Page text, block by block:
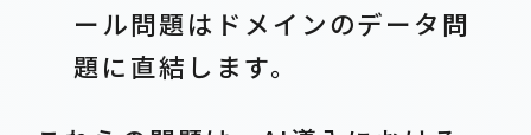
ール問題はドメインのデータ問
題に直結します。